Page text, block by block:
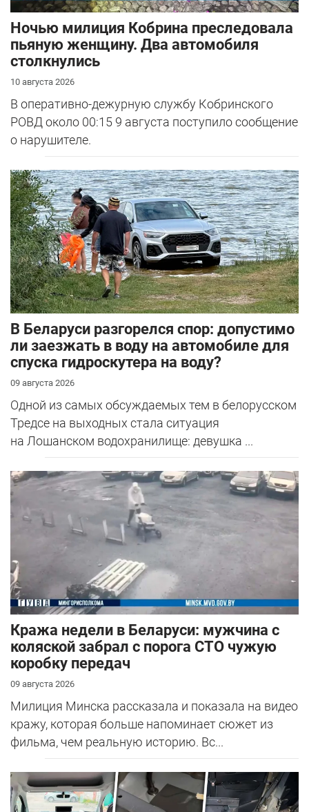
Ночью милиция Кобрина преследовала
пьяную женщину. Два автомобиля
столкнулись
10 августа 2026
В оперативно-дежурную службу Кобринского
РОВД около 00:15 9 августа поступило сообщение
о нарушителе.
В Беларуси разгорелся спор: допустимо
ли заезжать в воду на автомобиле для
спуска гидроскутера на воду?
09 августа 2026
Одной из самых обсуждаемых тем в белорусском
Тредсе на выходных стала ситуация
на Лошанском водохранилище: девушка ...
Кража недели в Беларуси: мужчина с
коляской забрал с порога СТО чужую
коробку передач
09 августа 2026
Милиция Минска рассказала и показала на видео
кражу, которая больше напоминает сюжет из
фильма, чем реальную историю. Вс...